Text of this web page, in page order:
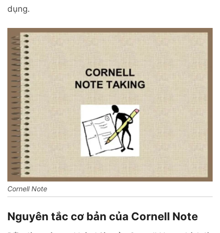
dụng.
Cornell Note
Nguyên tắc cơ bản của Cornell Note